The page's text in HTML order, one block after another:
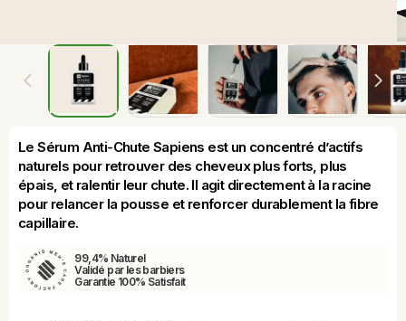
Le Sérum Anti-Chute Sapiens est un concentré d’actifs
naturels pour retrouver des cheveux plus forts, plus
épais, et ralentir leur chute. Il agit directement à la racine
pour relancer la pousse et renforcer durablement la fibre
capillaire.
99,4% Naturel
Validé par les barbiers
Garantie 100% Satisfait